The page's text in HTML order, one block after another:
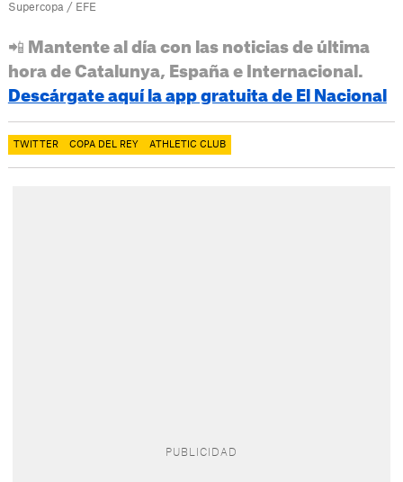
Supercopa / EFE
📲 Mantente al día con las noticias de última
hora de Catalunya, España e Internacional.
Descárgate aquí la app gratuita de El Nacional
TWITTER COPA DEL REY ATHLETIC CLUB